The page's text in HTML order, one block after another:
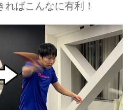
ばこんなに有利！